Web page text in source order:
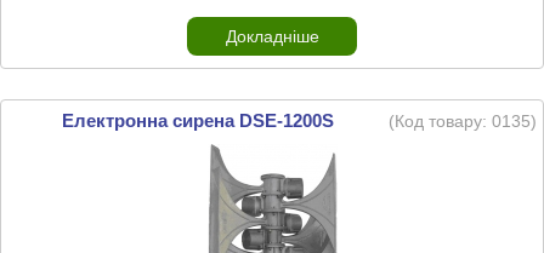
Докладніше
Електронна сирена DSE-1200S (Код товару: 0135)